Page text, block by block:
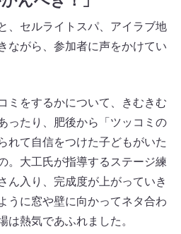
、セルライトスパ、アイラブ地
ながら、参加者に声をかけてい
ミをするかについて、きむきむ
ったり、肥後から「ツッコミの
れて自信をつけた子どもがいた
。大工氏が指導するステージ練
ん入り、完成度が上がっていき
うに窓や壁に向かってネタ合わ
は熱気であふれました。